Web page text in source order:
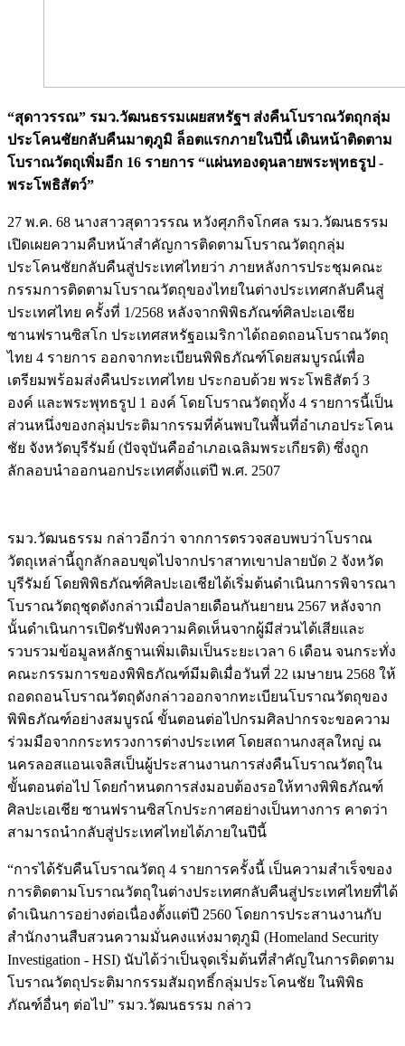
“สุดาวรรณ” รมว.วัฒนธรรมเผยสหรัฐฯ ส่งคืนโบราณวัตถุกลุ่ม
ประโคนชัยกลับคืนมาตุภูมิ ล็อตแรกภายในปีนี้ เดินหน้าติดตาม
โบราณวัตถุเพิ่มอีก 16 รายการ “แผ่นทองดุนลายพระพุทธรูป -
พระโพธิสัตว์”
27 พ.ค. 68 นางสาวสุดาวรรณ หวังศุภกิจโกศล รมว.วัฒนธรรม
เปิดเผยความคืบหน้าสำคัญการติดตามโบราณวัตถุกลุ่ม
ประโคนชัยกลับคืนสู่ประเทศไทยว่า ภายหลังการประชุมคณะ
กรรมการติดตามโบราณวัตถุของไทยในต่างประเทศกลับคืนสู่
ประเทศไทย ครั้งที่ 1/2568 หลังจากพิพิธภัณฑ์ศิลปะเอเชีย
ซานฟรานซิสโก ประเทศสหรัฐอเมริกาได้ถอดถอนโบราณวัตถุ
ไทย 4 รายการ ออกจากทะเบียนพิพิธภัณฑ์โดยสมบูรณ์เพื่อ
เตรียมพร้อมส่งคืนประเทศไทย ประกอบด้วย พระโพธิสัตว์ 3
องค์ และพระพุทธรูป 1 องค์ โดยโบราณวัตถุทั้ง 4 รายการนี้เป็น
ส่วนหนึ่งของกลุ่มประติมากรรมที่ค้นพบในพื้นที่อำเภอประโคน
ชัย จังหวัดบุรีรัมย์ (ปัจจุบันคืออำเภอเฉลิมพระเกียรติ) ซึ่งถูก
ลักลอบนำออกนอกประเทศตั้งแต่ปี พ.ศ. 2507
รมว.วัฒนธรรม กล่าวอีกว่า จากการตรวจสอบพบว่าโบราณ
วัตถุเหล่านี้ถูกลักลอบขุดไปจากปราสาทเขาปลายบัด 2 จังหวัด
บุรีรัมย์ โดยพิพิธภัณฑ์ศิลปะเอเชียได้เริ่มต้นดำเนินการพิจารณา
โบราณวัตถุชุดดังกล่าวเมื่อปลายเดือนกันยายน 2567 หลังจาก
นั้นดำเนินการเปิดรับฟังความคิดเห็นจากผู้มีส่วนได้เสียและ
รวบรวมข้อมูลหลักฐานเพิ่มเติมเป็นระยะเวลา 6 เดือน จนกระทั่ง
คณะกรรมการของพิพิธภัณฑ์มีมติเมื่อวันที่ 22 เมษายน 2568 ให้
ถอดถอนโบราณวัตถุดังกล่าวออกจากทะเบียนโบราณวัตถุของ
พิพิธภัณฑ์อย่างสมบูรณ์ ขั้นตอนต่อไปกรมศิลปากรจะขอความ
ร่วมมือจากกระทรวงการต่างประเทศ โดยสถานกงสุลใหญ่ ณ
นครลอสแอนเจลิสเป็นผู้ประสานงานการส่งคืนโบราณวัตถุใน
ขั้นตอนต่อไป โดยกำหนดการส่งมอบต้องรอให้ทางพิพิธภัณฑ์
ศิลปะเอเชีย ซานฟรานซิสโกประกาศอย่างเป็นทางการ คาดว่า
สามารถนำกลับสู่ประเทศไทยได้ภายในปีนี้
“การได้รับคืนโบราณวัตถุ 4 รายการครั้งนี้ เป็นความสำเร็จของ
การติดตามโบราณวัตถุในต่างประเทศกลับคืนสู่ประเทศไทยที่ได้
ดำเนินการอย่างต่อเนื่องตั้งแต่ปี 2560 โดยการประสานงานกับ
สำนักงานสืบสวนความมั่นคงแห่งมาตุภูมิ (Homeland Security
Investigation - HSI) นับได้ว่าเป็นจุดเริ่มต้นที่สำคัญในการติดตาม
โบราณวัตถุประติมากรรมสัมฤทธิ์กลุ่มประโคนชัย ในพิพิธ
ภัณฑ์อื่นๆ ต่อไป” รมว.วัฒนธรรม กล่าว